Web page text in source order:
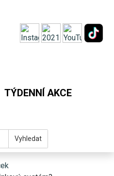
TÝDENNÍ AKCE
Vyhledat